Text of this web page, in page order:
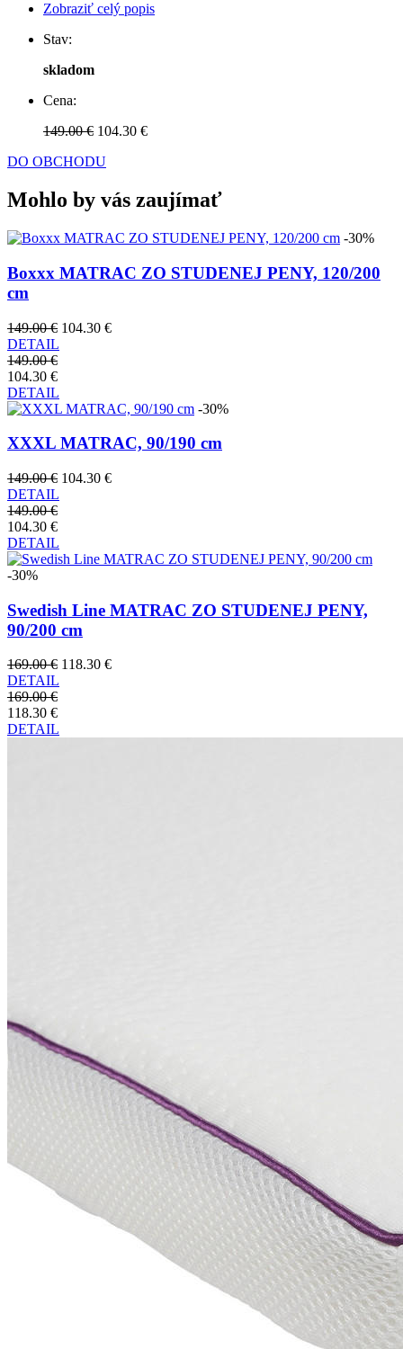
Zobraziť celý popis
Stav:
skladom
Cena:
149.00 € 104.30 €
DO OBCHODU
Mohlo by vás zaujímať
-30%
Boxxx MATRAC ZO STUDENEJ PENY, 120/200
cm
149.00 € 104.30 €
DETAIL
149.00 €
104.30 €
DETAIL
-30%
XXXL MATRAC, 90/190 cm
149.00 € 104.30 €
DETAIL
149.00 €
104.30 €
DETAIL
-30%
Swedish Line MATRAC ZO STUDENEJ PENY,
90/200 cm
169.00 € 118.30 €
DETAIL
169.00 €
118.30 €
DETAIL